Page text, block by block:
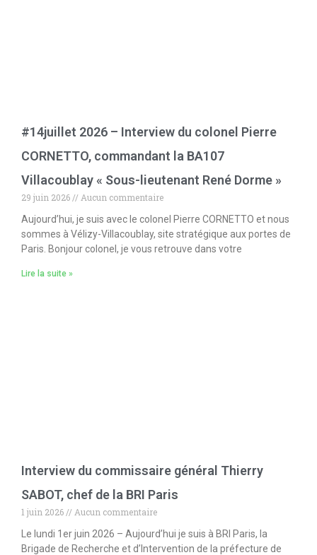
#14juillet 2026 – Interview du colonel Pierre
CORNETTO, commandant la BA107
Villacoublay « Sous-lieutenant René Dorme »
29 juin 2026
Aucun commentaire
Aujourd’hui, je suis avec le colonel Pierre CORNETTO et nous
sommes à Vélizy-Villacoublay, site stratégique aux portes de
Paris. Bonjour colonel, je vous retrouve dans votre
Lire la suite »
Interview du commissaire général Thierry
SABOT, chef de la BRI Paris
1 juin 2026
Aucun commentaire
Le lundi 1er juin 2026 – Aujourd’hui je suis à BRI Paris, la
Brigade de Recherche et d’Intervention de la préfecture de